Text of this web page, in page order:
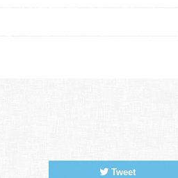
Tweet